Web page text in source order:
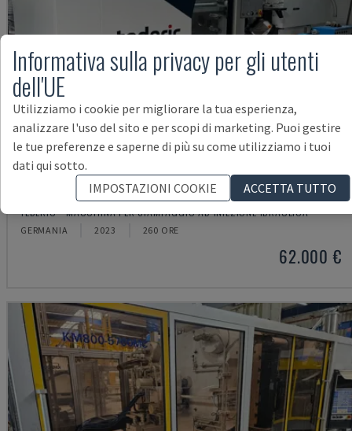
NEO.E55/E110H
TEDERIC - MACCHINA PER STAMPAGGIO AD INIEZIONE IDRAULICA
GERMANIA 2023 260 ORE
62.000 €
Informativa sulla privacy per gli utenti
dell'UE
Utilizziamo i cookie per migliorare la tua esperienza,
analizzare l'uso del sito e per scopi di marketing. Puoi gestire
le tue preferenze e saperne di più su come utilizziamo i tuoi
dati qui sotto.
IMPOSTAZIONI COOKIE
ACCETTA TUTTO